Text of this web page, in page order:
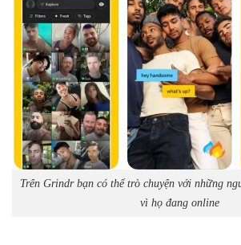
Trên Grindr bạn có thể trò chuyện với những
vì họ đang online